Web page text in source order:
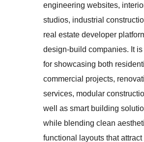
engineering websites,
studios, industrial
real estate developer
design-build companies. It is
for showcasing both
commercial projects,
services, modular
well as smart building
while blending clean
functional layouts that attract